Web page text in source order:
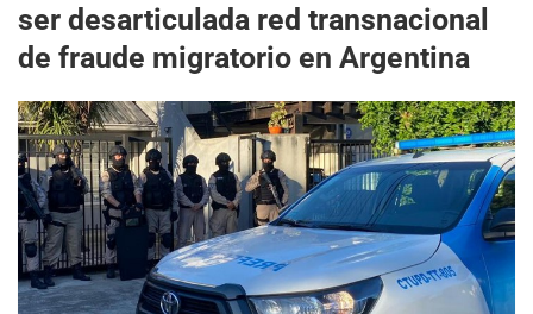
ser desarticulada red transnacional
de fraude migratorio en Argentina